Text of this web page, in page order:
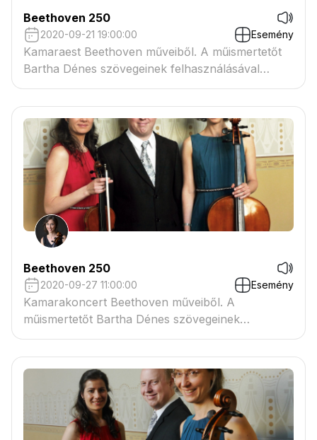
Beethoven 250
2020-09-21 19:00:00 Esemény
Kamaraest Beethoven műveiből. A műismertetőt
Bartha Dénes szövegeinek felhasználásával
összeállítja: Scholz Anna.
Beethoven 250
2020-09-27 11:00:00 Esemény
Kamarakoncert Beethoven műveiből. A
műismertetőt Bartha Dénes szövegeinek
felhasználásával összeállítja: Scholz Anna.